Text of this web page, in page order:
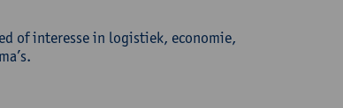
of interesse in logistiek, economie,